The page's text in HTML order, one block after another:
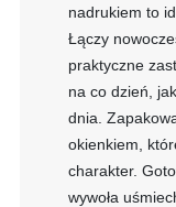
nadrukiem to
Łączy
praktyczne
na co dzień,
dnia.
okienkiem,
charakter.
wywoła